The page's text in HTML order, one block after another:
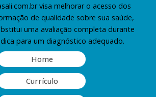
visa melhorar o acesso dos
de qualidade sobre sua saúde,
uma avaliação completa durante
para um diagnóstico adequado.
Home
Currículo